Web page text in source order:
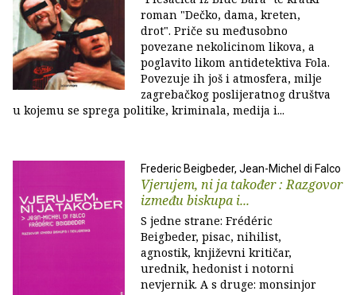
roman "Dečko, dama, kreten,
drot". Priče su međusobno
povezane nekolicinom likova, a
poglavito likom antidetektiva Fola.
Povezuje ih još i atmosfera, milje
zagrebačkog poslijeratnog društva
u kojemu se sprega politike, kriminala, medija i...
Frederic Beigbeder, Jean-Michel di Falco
Vjerujem, ni ja također : Razgovor
između biskupa i...
S jedne strane: Frédéric
Beigbeder, pisac, nihilist,
agnostik, književni kritičar,
urednik, hedonist i notorni
nevjernik. A s druge: monsinjor